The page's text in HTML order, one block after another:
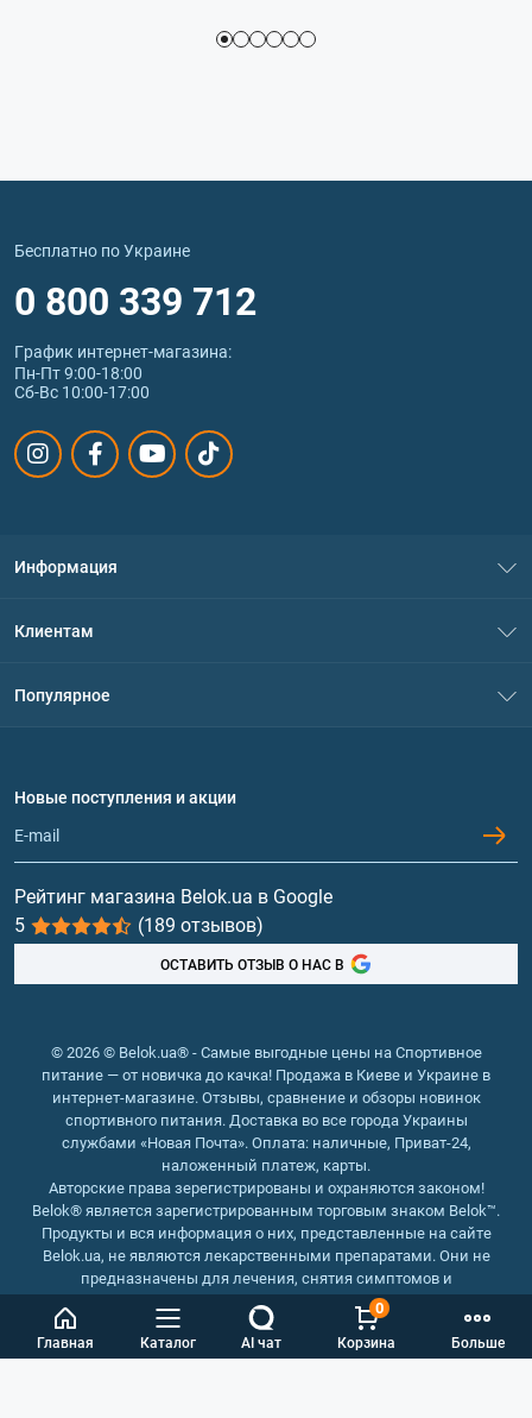
Главная Каталог AI чат Корзина
0
Больше
Бесплатно по Украине
0 800 339 712
График интернет‑магазина:
Пн-Пт 9:00-18:00
Сб-Вс 10:00-17:00
Информация
Политика конфиденциальности
Обмен и возврат
Клиентам
Популярное
Протеин
Гейнеры
Витамины и минералы
Рыбий жир, жирные кислоты
Новые поступления и акции
Рейтинг магазина Belok.ua в Google
5
(189 отзывов)
ОСТАВИТЬ ОТЗЫВ О НАС В
© 2026 © Belok.ua® - Самые выгодные цены на Спортивное
питание — от новичка до качка! Продажа в Киеве и Украине в
интернет-магазине. Отзывы, сравнение и обзоры новинок
спортивного питания. Доставка во все города Украины
службами «Новая Почта». Оплата: наличные, Приват-24,
наложенный платеж, карты.
Авторские права зерегистрированы и охраняются законом!
Belok® является зарегистрированным торговым знаком Belok™.
Продукты и вся информация о них, представленные на сайте
Belok.ua, не являются лекарственными препаратами. Они не
предназначены для лечения, снятия симптомов и
предотвращения болезней.
Интернет магазин Belok.ua
››Интернет магазин спортивного
питания